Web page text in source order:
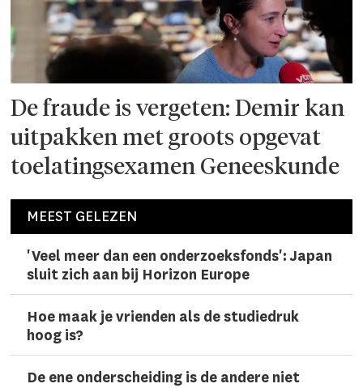
De fraude is vergeten: Demir kan
uitpakken met groots opgevat
toelatingsexamen Geneeskunde
MEEST GELEZEN
'Veel meer dan een onderzoeks­fonds': Japan
sluit zich aan bij Horizon Europe
Hoe maak je vrienden als de studiedruk
hoog is?
De ene onderscheiding is de andere niet